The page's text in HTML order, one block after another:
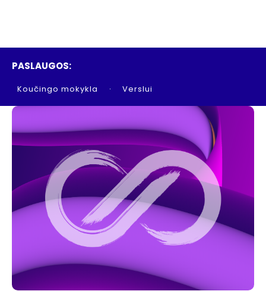
PASLAUGOS:
Koučingo mokykla Verslui